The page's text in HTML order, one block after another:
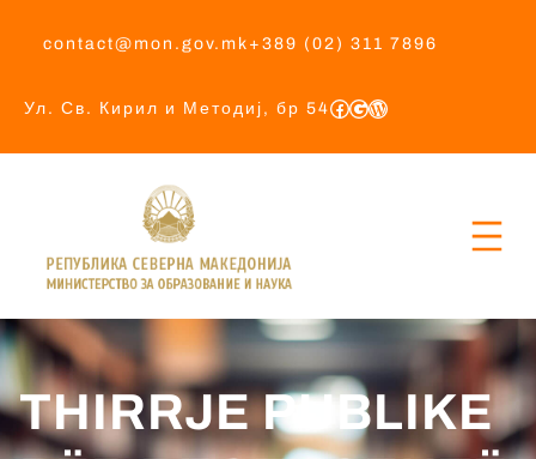
contact@mon.gov.mk +389 (02) 311 7896
Ул. Св. Кирил и Методиј, бр 54
THIRRJE PUBLIKE